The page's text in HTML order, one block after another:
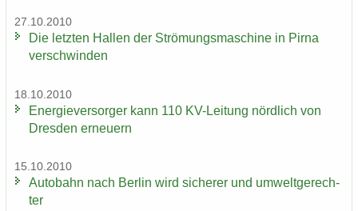
27.10.2010
Die letz­ten Hal­len der Strö­mungs­ma­schi­ne in Pirna
ver­schwin­den
18.10.2010
En­er­gie­ver­sor­ger kann 110 KV-​Leitung nörd­lich von
Dres­den er­neu­ern
15.10.2010
Au­to­bahn nach Ber­lin wird si­che­rer und um­welt­ge­rech­
ter